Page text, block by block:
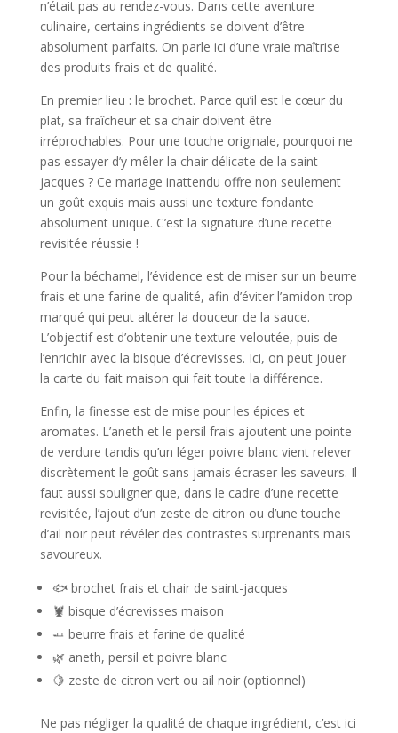
n’était pas au rendez-vous. Dans cette aventure
culinaire, certains ingrédients se doivent d’être
absolument parfaits. On parle ici d’une vraie maîtrise
des produits frais et de qualité.
En premier lieu : le brochet. Parce qu’il est le cœur du
plat, sa fraîcheur et sa chair doivent être
irréprochables. Pour une touche originale, pourquoi ne
pas essayer d’y mêler la chair délicate de la saint-
jacques ? Ce mariage inattendu offre non seulement
un goût exquis mais aussi une texture fondante
absolument unique. C’est la signature d’une recette
revisitée réussie !
Pour la béchamel, l’évidence est de miser sur un beurre
frais et une farine de qualité, afin d’éviter l’amidon trop
marqué qui peut altérer la douceur de la sauce.
L’objectif est d’obtenir une texture veloutée, puis de
l’enrichir avec la bisque d’écrevisses. Ici, on peut jouer
la carte du fait maison qui fait toute la différence.
Enfin, la finesse est de mise pour les épices et
aromates. L’aneth et le persil frais ajoutent une pointe
de verdure tandis qu’un léger poivre blanc vient relever
discrètement le goût sans jamais écraser les saveurs. Il
faut aussi souligner que, dans le cadre d’une recette
revisitée, l’ajout d’un zeste de citron ou d’une touche
d’ail noir peut révéler des contrastes surprenants mais
savoureux.
🐟 brochet frais et chair de saint-jacques
🦞 bisque d’écrevisses maison
🧈 beurre frais et farine de qualité
🌿 aneth, persil et poivre blanc
🍋 zeste de citron vert ou ail noir (optionnel)
Ne pas négliger la qualité de chaque ingrédient, c’est ici